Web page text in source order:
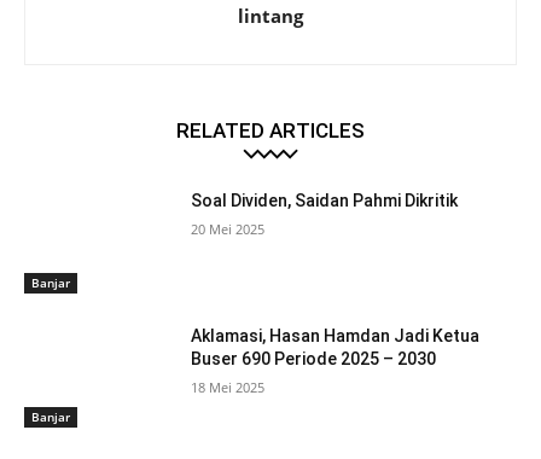
lintang
RELATED ARTICLES
Banjar
Soal Dividen, Saidan Pahmi Dikritik
20 Mei 2025
Banjar
Aklamasi, Hasan Hamdan Jadi Ketua
Buser 690 Periode 2025 – 2030
18 Mei 2025